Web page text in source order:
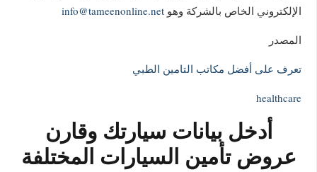
الإلكتروني الخاص بالشركة وهوinfo@tameenonline.net
المصدر
تعرف على أفضل مكاتب التامين الطبي
healthcare
أدخل بيانات سيارتك وقارن
عروض تأمين السيارات المختلفة